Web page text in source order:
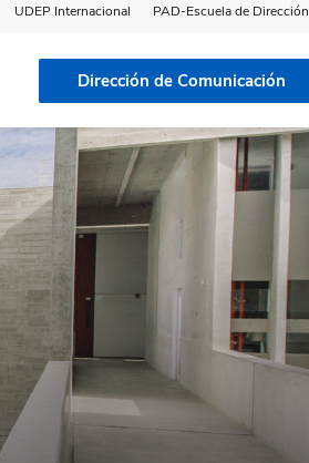
UDEP Internacional PAD-Escuela de Dirección
Dirección de Comunicación